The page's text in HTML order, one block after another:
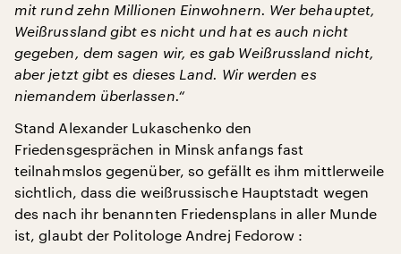
mit rund zehn Millionen Einwohnern. Wer behauptet,
Weißrussland gibt es nicht und hat es auch nicht
gegeben, dem sagen wir, es gab Weißrussland nicht,
aber jetzt gibt es dieses Land. Wir werden es
niemandem überlassen.“
Stand Alexander Lukaschenko den
Friedensgesprächen in Minsk anfangs fast
teilnahmslos gegenüber, so gefällt es ihm mittlerweile
sichtlich, dass die weißrussische Hauptstadt wegen
des nach ihr benannten Friedensplans in aller Munde
ist, glaubt der Politologe Andrej Fedorow :